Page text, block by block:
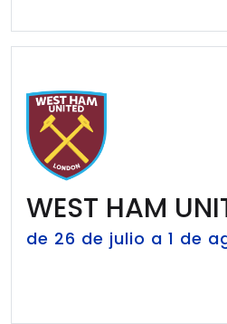
WEST HAM
de 26 de julio a 1 de